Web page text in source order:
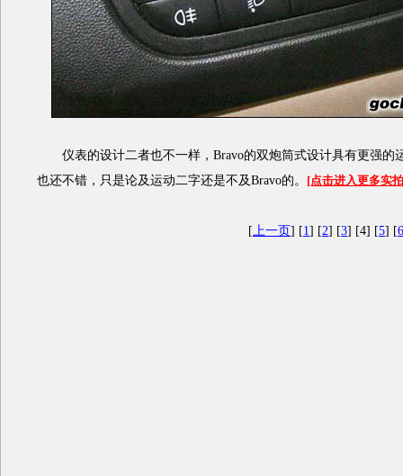
仪表的设计二者也不一样，Bravo的双炮筒式设计具有更强的
也还不错，只是论及运动二字还是不及Bravo的。 [点击进入更多实
[上一页] [1] [2] [3] [4] [5] [6